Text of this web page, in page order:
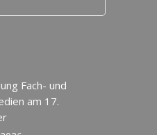
Fach- und
am 17.